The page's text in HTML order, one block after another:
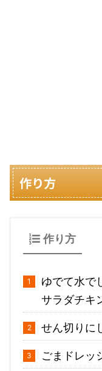
作り方
作り方
ゆでて水で
サラダチキ
せん切りに
ごまドレッ